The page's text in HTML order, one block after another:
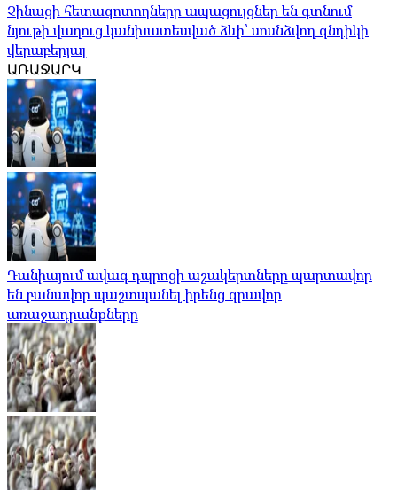
Չինացի հետազոտողները ապացույցներ են գտնում
նյութի վաղուց կանխատեսված ձևի՝ սոսնձվող գնդիկի
վերաբերյալ
ԱՌԱՋԱՐԿ
Դանիայում ավագ դպրոցի աշակերտները պարտավոր
են բանավոր պաշտպանել իրենց գրավոր
առաջադրանքները